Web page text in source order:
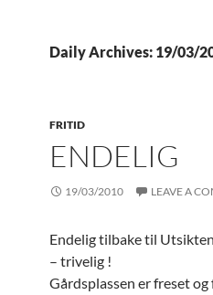
Daily Archives: 19/03/
FRITID
ENDELIG
19/03/2010 LEAVE A
Endelig tilbake til
– trivelig !
Gårdsplassen er freset